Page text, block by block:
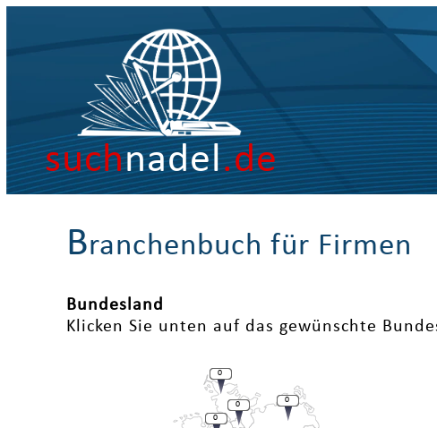
suchnadel.de
Branchenbuch für Firmen
Bundesland
Klicken Sie unten auf das gewünschte
0
0
0
0